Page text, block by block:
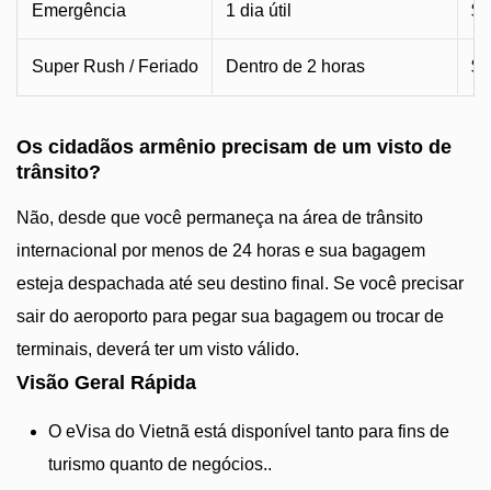
Emergência 1 dia útil
Super Rush / Feriado Dentro de 2 horas
Os cidadãos armênio precisam de um visto de
trânsito?
Não, desde que você permaneça na área de trânsito
internacional por menos de 24 horas e sua bagagem
esteja despachada até seu destino final. Se você precisar
sair do aeroporto para pegar sua bagagem ou trocar de
terminais, deverá ter um visto válido.
Visão Geral Rápida
O eVisa do Vietnã está disponível tanto para fins de
turismo quanto de negócios..